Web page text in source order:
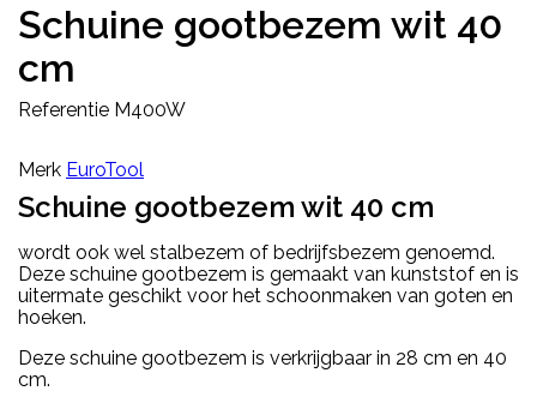
Schuine gootbezem wit 40
cm
Referentie M400W
Merk EuroTool
Schuine gootbezem wit 40 cm
wordt ook wel stalbezem of bedrijfsbezem genoemd.
Deze schuine gootbezem is gemaakt van kunststof en is
uitermate geschikt voor het schoonmaken van goten en
hoeken.
Deze schuine gootbezem is verkrijgbaar in 28 cm en 40
cm.